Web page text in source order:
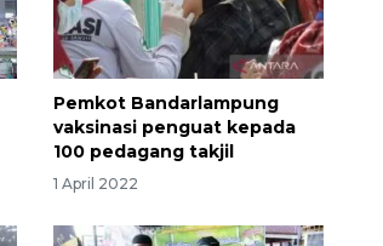
Pemkot Bandarlampung
vaksinasi penguat kepada
100 pedagang takjil
1 April 2022